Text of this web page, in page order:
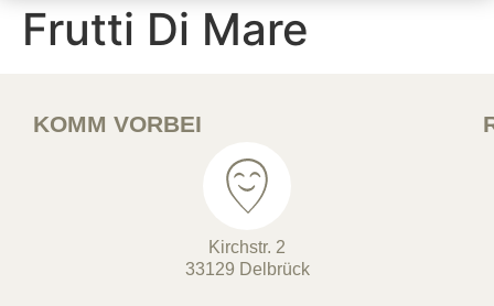
Frutti Di Mare
KOMM VORBEI
Kirchstr. 2
33129 Delbrück